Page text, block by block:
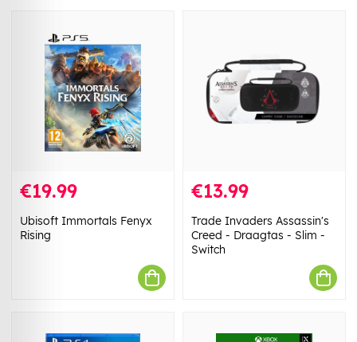
€19.99
Ubisoft Immortals Fenyx
Rising
€13.99
Trade Invaders Assassin's
Creed - Draagtas - Slim -
Switch